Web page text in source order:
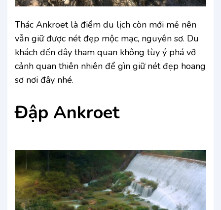
Thác Ankroet là điểm du lịch còn mới mẻ nên
vẫn giữ được nét đẹp mộc mạc, nguyên sơ. Du
khách đến đây tham quan không tùy ý phá vỡ
cảnh quan thiên nhiên để gìn giữ nét đẹp hoang
sơ nơi đây nhé.
Đập Ankroet